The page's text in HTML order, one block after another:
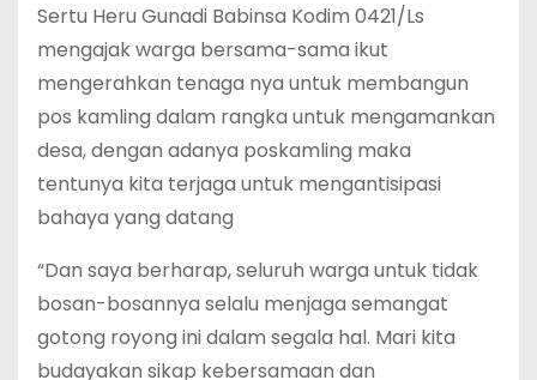
Sertu Heru Gunadi Babinsa Kodim 0421/Ls
mengajak warga bersama-sama ikut
mengerahkan tenaga nya untuk membangun
pos kamling dalam rangka untuk mengamankan
desa, dengan adanya poskamling maka
tentunya kita terjaga untuk mengantisipasi
bahaya yang datang
“Dan saya berharap, seluruh warga untuk tidak
bosan-bosannya selalu menjaga semangat
gotong royong ini dalam segala hal. Mari kita
budayakan sikap kebersamaan dan